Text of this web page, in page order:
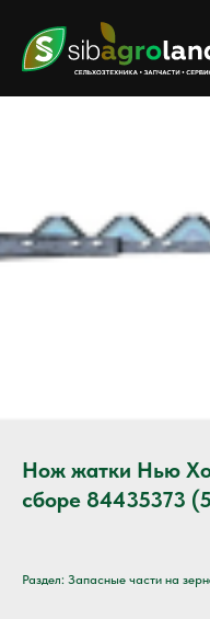
Нож жатки Нью
сборе 84435373
Раздел: Запасные части на